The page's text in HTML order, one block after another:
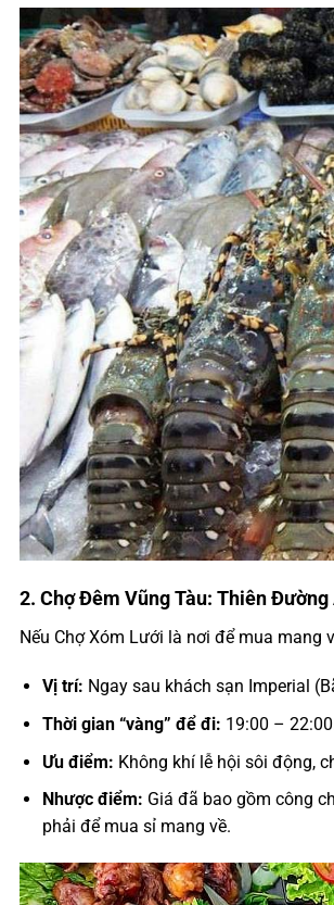
2. Chợ Đêm Vũng Tàu: Thiên Đường
Nếu Chợ Xóm Lưới là nơi để mua mang
Vị trí: Ngay sau khách sạn Imperial
Thời gian “vàng” để đi: 19:00 –
Ưu điểm: Không khí lễ hội sôi động,
Nhược điểm: Giá đã bao gồm công
phải để mua sỉ mang về.